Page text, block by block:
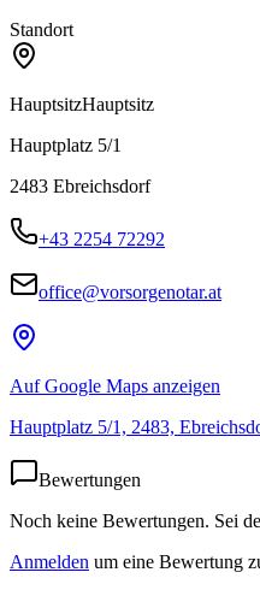
Standort
HauptsitzHauptsitz
Hauptplatz 5/1
2483 Ebreichsdorf
+43 2254 72292
office@vorsorgenotar.at
Auf Google Maps anzeigen
Hauptplatz 5/1, 2483,
Bewertungen
Noch keine Bewertungen. Sei
Anmelden um eine Bewertung